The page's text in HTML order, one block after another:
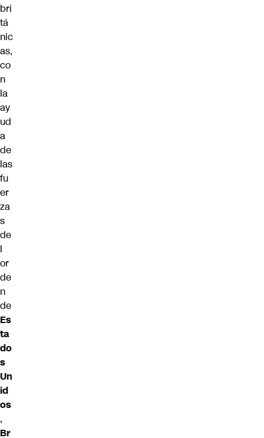
bri
tá
nic
as,
co
n
la
ay
ud
a
de
las
fu
er
za
s
de
l
or
de
n
de
Es
ta
do
s
Un
id
os
,
Br